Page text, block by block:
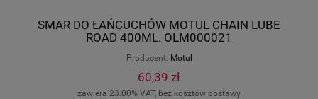
SMAR DO ŁAŃCUCHÓW MOTUL CHAIN LUBE
ROAD 400ML. OLM000021
Producent: Motul
60,39 zł
zawiera 23.00% VAT, bez kosztów dostawy